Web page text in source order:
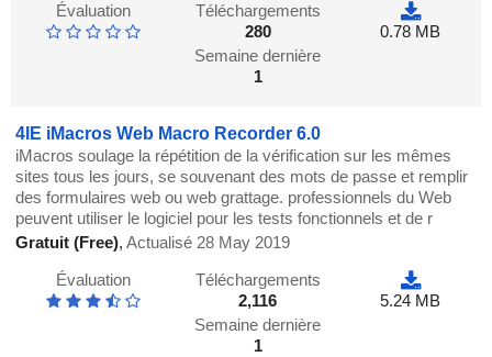
Évaluation
Téléchargements
280
Semaine dernière
1
0.78 MB
4IE iMacros Web Macro Recorder 6.0
iMacros soulage la répétition de la vérification sur les mêmes
sites tous les jours, se souvenant des mots de passe et remplir
des formulaires web ou web grattage. professionnels du Web
peuvent utiliser le logiciel pour les tests fonctionnels et de r
Gratuit (Free),Actualisé 28 May 2019
Évaluation
Téléchargements
2,116
Semaine dernière
1
5.24 MB